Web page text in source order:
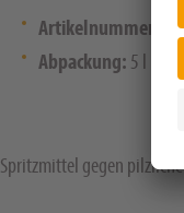
Artikelnummer:
Abpackung: 5 l
Spritzmittel gegen